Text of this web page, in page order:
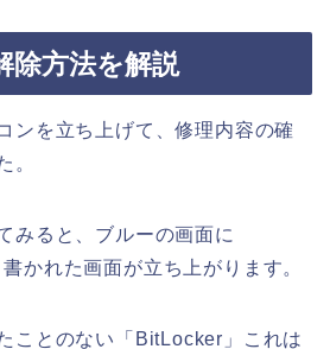
方法を解説
ンを立ち上げて、修理内容の確
。
みると、ブルーの画面に
かれた画面が立ち上がります。
ことのない「BitLocker」これは